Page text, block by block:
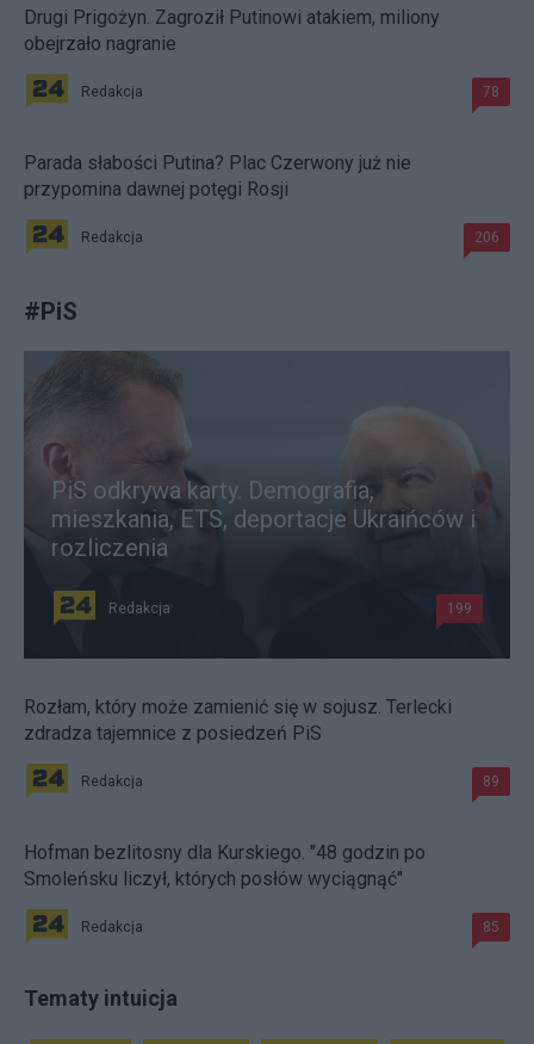
Drugi Prigożyn. Zagroził Putinowi atakiem, miliony
obejrzało nagranie
Redakcja 78
Parada słabości Putina? Plac Czerwony już nie
przypomina dawnej potęgi Rosji
Redakcja 206
#PiS
PiS odkrywa karty. Demografia,
mieszkania, ETS, deportacje Ukraińców i
rozliczenia
Redakcja 199
Rozłam, który może zamienić się w sojusz. Terlecki
zdradza tajemnice z posiedzeń PiS
Redakcja 89
Hofman bezlitosny dla Kurskiego. "48 godzin po
Smoleńsku liczył, których posłów wyciągnąć"
Redakcja 85
Tematy intuicja